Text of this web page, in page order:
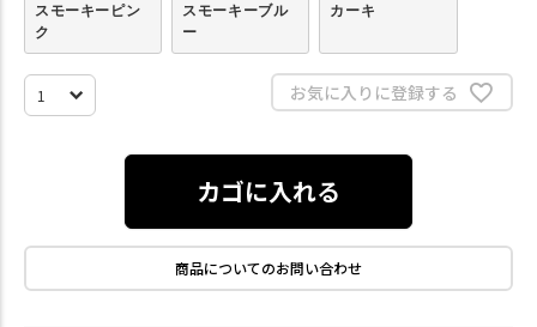
スモーキーピン
ク
スモーキーブル
ー
カーキ
お気に入りに登録する
カゴに入れる
商品についてのお問い合わせ